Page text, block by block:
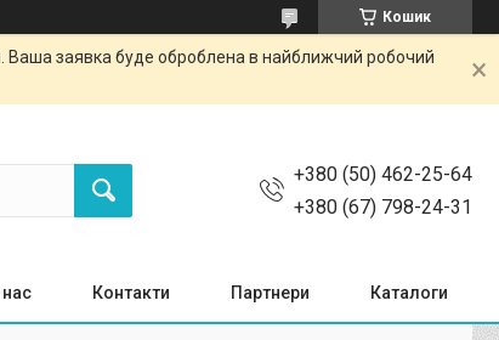
Кошик
Ваша заявка буде оброблена в найближчий робочий
+380 (50) 462-25-64
+380 (67) 798-24-31
Контакти Партнери Каталоги